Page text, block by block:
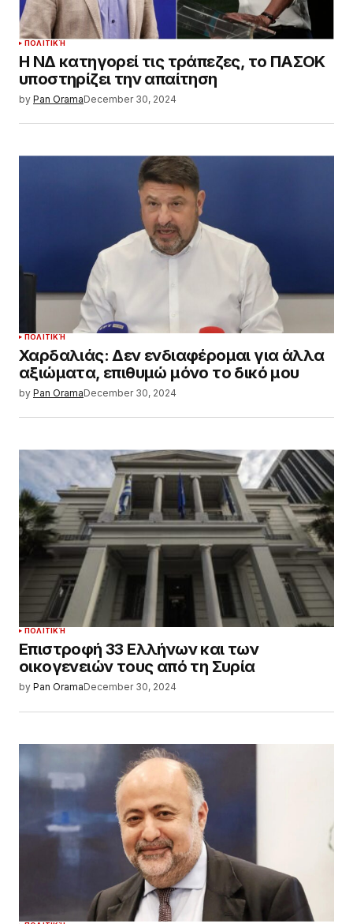
ΠΟΛΙΤΙΚΉ
Η ΝΔ κατηγορεί τις τράπεζες, το ΠΑΣΟΚ
υποστηρίζει την απαίτηση
by Pan OramaDecember 30, 2024
ΠΟΛΙΤΙΚΉ
Χαρδαλιάς: Δεν ενδιαφέρομαι για άλλα
αξιώματα, επιθυμώ μόνο το δικό μου
by Pan OramaDecember 30, 2024
ΠΟΛΙΤΙΚΉ
Επιστροφή 33 Ελλήνων και των
οικογενειών τους από τη Συρία
by Pan OramaDecember 30, 2024